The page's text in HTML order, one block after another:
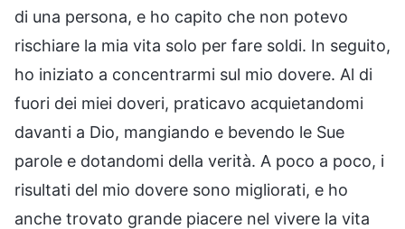
di una persona, e ho capito che non potevo
rischiare la mia vita solo per fare soldi. In seguito,
ho iniziato a concentrarmi sul mio dovere. Al di
fuori dei miei doveri, praticavo acquietandomi
davanti a Dio, mangiando e bevendo le Sue
parole e dotandomi della verità. A poco a poco, i
risultati del mio dovere sono migliorati, e ho
anche trovato grande piacere nel vivere la vita